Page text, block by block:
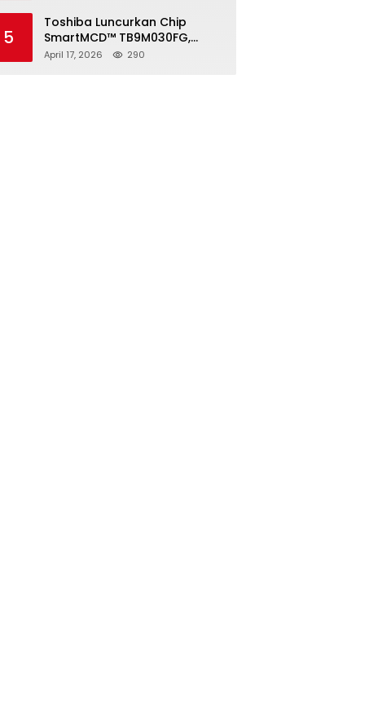
5
Toshiba Luncurkan Chip
SmartMCD™ TB9M030FG,
Solusi Motor Otomotif Tanpa
April 17, 2026 290